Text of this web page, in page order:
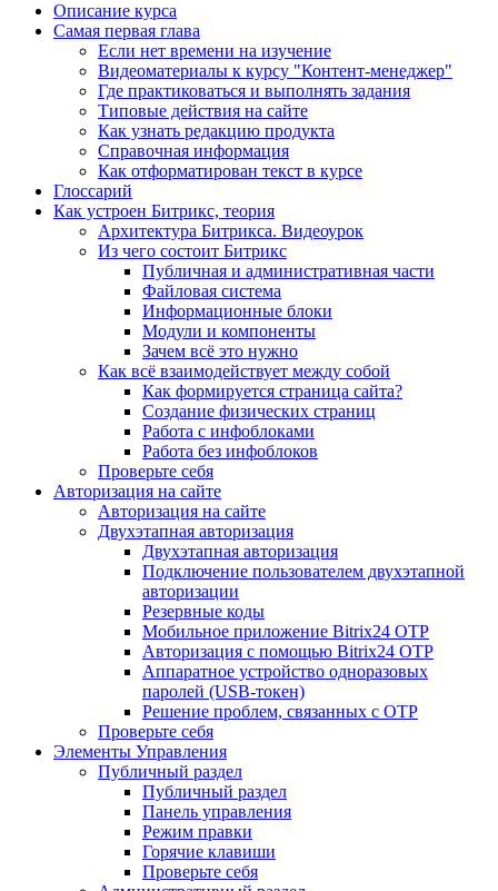
Описание курса
Самая первая глава
Если нет времени на изучение
Видеоматериалы к курсу "Контент-менеджер"
Где практиковаться и выполнять задания
Типовые действия на сайте
Как узнать редакцию продукта
Справочная информация
Как отформатирован текст в курсе
Глоссарий
Как устроен Битрикс, теория
Архитектура Битрикса. Видеоурок
Из чего состоит Битрикс
Публичная и административная части
Файловая система
Информационные блоки
Модули и компоненты
Зачем всё это нужно
Как всё взаимодействует между собой
Как формируется страница сайта?
Создание физических страниц
Работа с инфоблоками
Работа без инфоблоков
Проверьте себя
Авторизация на сайте
Авторизация на сайте
Двухэтапная авторизация
Двухэтапная авторизация
Подключение пользователем двухэтапной
авторизации
Резервные коды
Мобильное приложение Bitrix24 OTP
Авторизация с помощью Bitrix24 OTP
Аппаратное устройство одноразовых
паролей (USB-токен)
Решение проблем, связанных с OTP
Проверьте себя
Элементы Управления
Публичный раздел
Публичный раздел
Панель управления
Режим правки
Горячие клавиши
Проверьте себя